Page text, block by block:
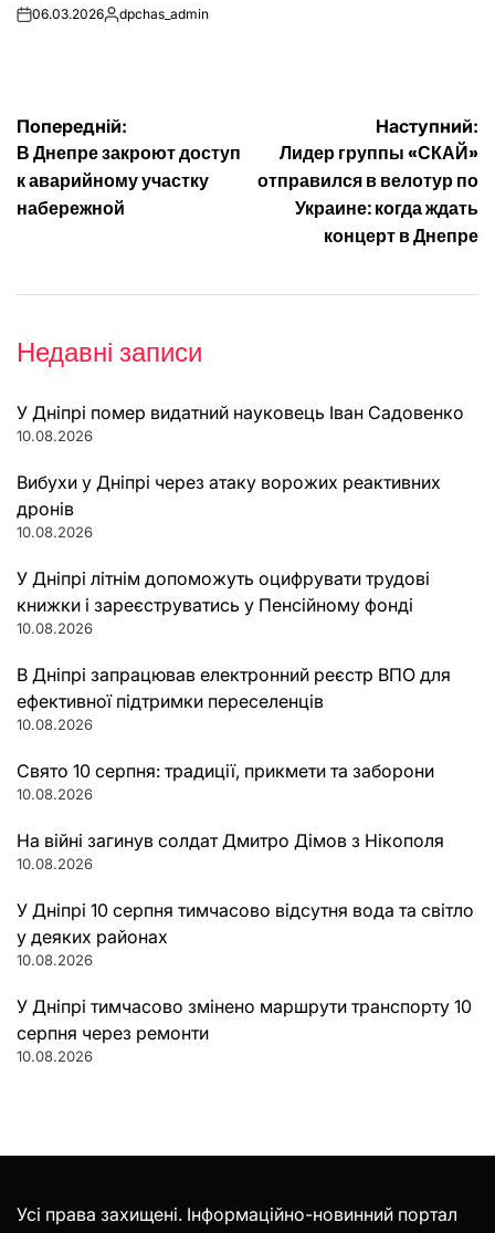
on06.03.2026Опубліковано
dpchas_admin
Навігація
записів
Попередній:
В Днепре закроют доступ
к аварийному участку
набережной
Наступний:
Лидер группы «СКАЙ»
отправился в велотур по
Украине: когда ждать
концерт в Днепре
Недавні записи
У Дніпрі помер видатний науковець Іван Садовенко
10.08.2026
Вибухи у Дніпрі через атаку ворожих реактивних
дронів
10.08.2026
У Дніпрі літнім допоможуть оцифрувати трудові
книжки і зареєструватись у Пенсійному фонді
10.08.2026
В Дніпрі запрацював електронний реєстр ВПО для
ефективної підтримки переселенців
10.08.2026
Свято 10 серпня: традиції, прикмети та заборони
10.08.2026
На війні загинув солдат Дмитро Дімов з Нікополя
10.08.2026
У Дніпрі 10 серпня тимчасово відсутня вода та світло
у деяких районах
10.08.2026
У Дніпрі тимчасово змінено маршрути транспорту 10
серпня через ремонти
10.08.2026
Усі права захищені. Інформаційно-новинний портал